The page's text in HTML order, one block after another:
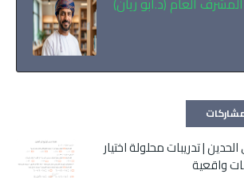
| تدريبات محلولة اختيار
واقعية